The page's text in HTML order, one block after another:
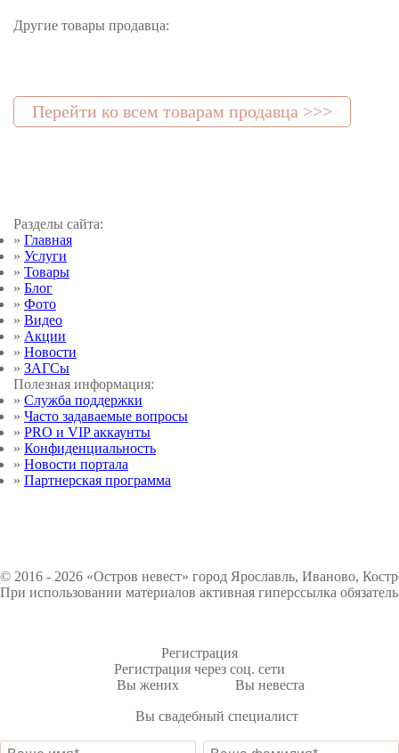
Другие товары продавца:
Перейти ко всем товарам продавца >>>
Разделы сайта:
» Главная
» Услуги
» Товары
» Блог
» Фото
» Видео
» Акции
» Новости
» ЗАГСы
Полезная информация:
» Служба поддержки
» Часто задаваемые вопросы
» PRO и VIP аккаунты
» Конфиденциальность
» Новости портала
» Партнерская программа
© 2016 - 2026 «Остров невест» город Ярославль, Иваново,
При использовании материалов активная гиперссылка
Регистрация
Регистрация через соц. сети
Вы жених
Вы невеста
Вы свадебный специалист